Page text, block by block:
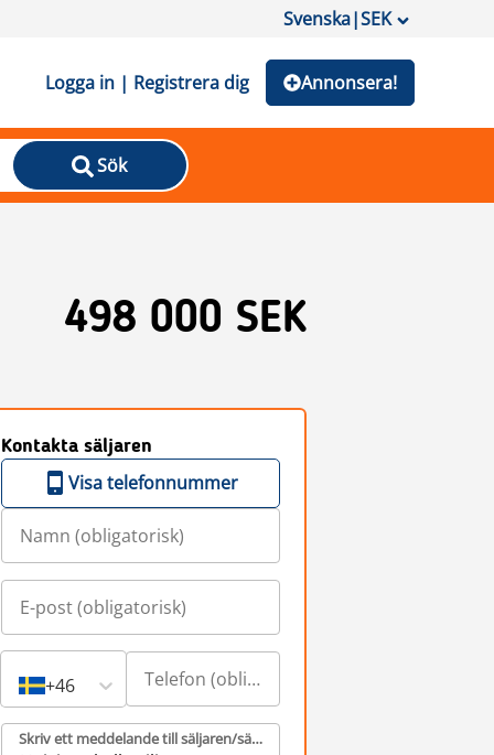
Svenska|SEK
Logga in | Registrera dig Annonsera!
Sök
498 000 SEK
Kontakta säljaren
Visa telefonnummer
+46
Skriv ett meddelande till säljaren/säljarna (obligatorisk)